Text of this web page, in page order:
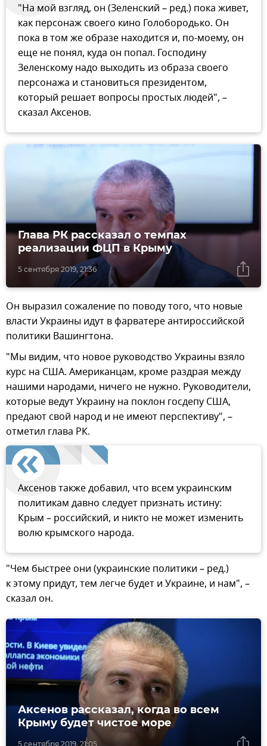
"На мой взгляд, он (Зеленский – ред.) пока живет,
как персонаж своего кино Голобородько. Он
пока в том же образе находится и, по-моему, он
еще не понял, куда он попал. Господину
Зеленскому надо выходить из образа своего
персонажа и становиться президентом,
который решает вопросы простых людей", –
сказал Аксенов.
5 сентября 2019, 21:36
Глава РК рассказал о темпах
реализации ФЦП в Крыму
Он выразил сожаление по поводу того, что новые
власти Украины идут в фарватере антироссийской
политики Вашингтона.
"Мы видим, что новое руководство Украины взяло
курс на США. Американцам, кроме раздрая между
нашими народами, ничего не нужно. Руководители,
которые ведут Украину на поклон госдепу США,
предают свой народ и не имеют перспективу", –
отметил глава РК.
Аксенов также добавил, что всем украинским
политикам давно следует признать истину:
Крым – российский, и никто не может изменить
волю крымского народа.
"Чем быстрее они (украинские политики – ред.)
к этому придут, тем легче будет и Украине, и нам", –
сказал он.
5 сентября 2019, 21:05
Аксенов рассказал, когда во всем
Крыму будет чистое море